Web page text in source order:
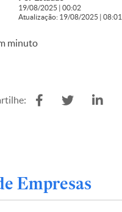
19/08/2025 | 00:02
Atualização: 19/08/2025 | 08:01
minuto
Empresas